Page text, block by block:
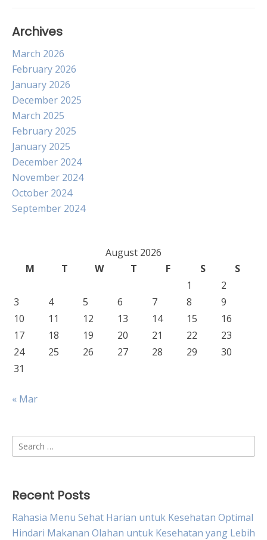
Archives
March 2026
February 2026
January 2026
December 2025
March 2025
February 2025
January 2025
December 2024
November 2024
October 2024
September 2024
August 2026
M
T W T F S
S
1
2
3
4 5 6 7 8
9
10
11 12 13 14 15
16
17
18 19 20 21 22
23
24
25 26 27 28 29
30
31
« Mar
Search
for:
Recent Posts
Rahasia Menu Sehat Harian untuk Kesehatan Optimal
Hindari Makanan Olahan untuk Kesehatan yang Lebih